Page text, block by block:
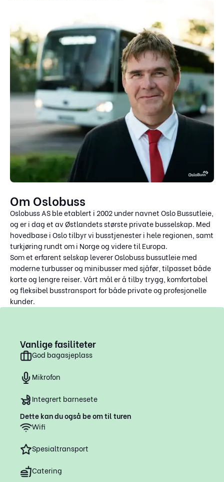
Om Oslobuss
Oslobuss AS ble etablert i 2002 under navnet Oslo Bussutleie,
og er i dag et av Østlandets største private busselskap. Med
hovedbase i Oslo tilbyr vi busstjenester i hele regionen, samt
turkjøring rundt om i Norge og videre til Europa.
Som et erfarent selskap leverer Oslobuss bussutleie med
moderne turbusser og minibusser med sjåfør, tilpasset både
korte og lengre reiser. Vårt mål er å tilby trygg, komfortabel
og fleksibel busstransport for både private og profesjonelle
kunder.
Vanlige fasiliteter
God bagasjeplass
Mikrofon
Integrert barnesete
Dette kan du også be om til turen
Wifi
Spesialtransport
Catering